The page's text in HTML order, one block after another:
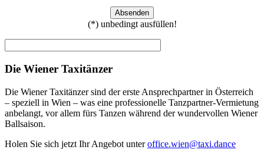
(*) unbedingt ausfüllen!
Die Wiener Taxitänzer
Die Wiener Taxitänzer sind der erste Ansprechpartner in Österreich
– speziell in Wien – was eine professionelle Tanzpartner-Vermietung
anbelangt, vor allem fürs Tanzen während der wundervollen Wiener
Ballsaison.
Holen Sie sich jetzt Ihr Angebot unteroffice.wien@taxi.dance